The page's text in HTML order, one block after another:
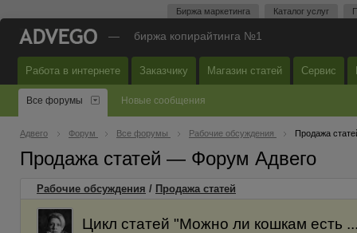
Биржа маркетинга Каталог услуг
— биржа копирайтинга №1
Работа в интернете Заказчику Магазин статей Сервис
Все форумы Новые сообщения
Адвего Форум Все форумы Рабочие обсуждения Продажа
Продажа статей — Форум Адвего
Рабочие обсуждения / Продажа статей
Цикл статей "Можно ли кошкам есть